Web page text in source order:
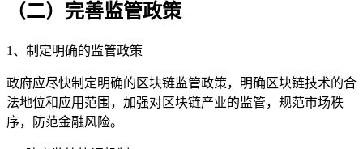
（二）完善监管政策
1、制定明确的监管政策
政府应尽快制定明确的区块链监管政策，明确区块链技术的合
法地位和应用范围，加强对区块链产业的监管，规范市场秩
序，防范金融风险。